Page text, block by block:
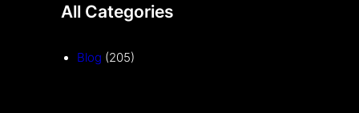
All Categories
Blog (205)